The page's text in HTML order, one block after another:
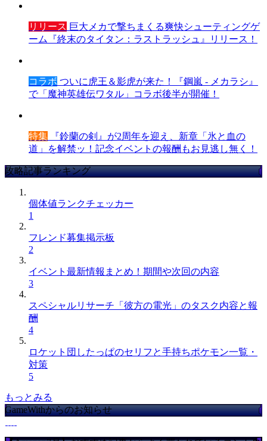
リリース 巨大メカで撃ちまくる爽快シューティングゲ
ーム『終末のタイタン：ラストラッシュ』リリース！
コラボ ついに虎王＆影虎が来た！『鋼嵐 - メカラシ』
で「魔神英雄伝ワタル」コラボ後半が開催！
特集 『鈴蘭の剣』が2周年を迎え、新章「氷と血の
道」を解禁ッ！記念イベントの報酬もお見逃し無く！
攻略記事ランキング
個体値ランクチェッカー
1
フレンド募集掲示板
2
イベント最新情報まとめ！期間や次回の内容
3
スペシャルリサーチ「彼方の電光」のタスク内容と報
酬
4
ロケット団したっぱのセリフと手持ちポケモン一覧・
対策
5
もっとみる
GameWithからのお知らせ